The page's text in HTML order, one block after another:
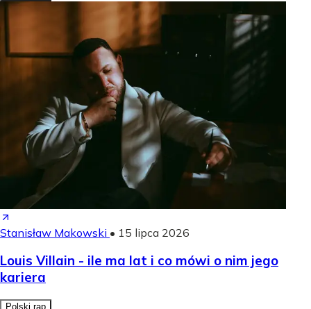
Stanisław Makowski • 15 lipca 2026
Louis Villain - ile ma lat i co mówi o nim jego
kariera
Polski rap